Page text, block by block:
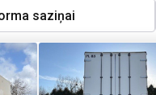
saziņai